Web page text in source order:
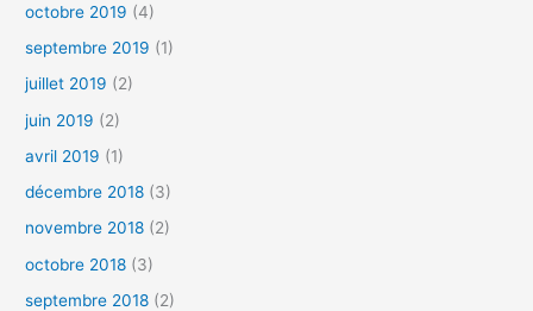
octobre 2019 (4)
septembre 2019 (1)
juillet 2019 (2)
juin 2019 (2)
avril 2019 (1)
décembre 2018 (3)
novembre 2018 (2)
octobre 2018 (3)
septembre 2018 (2)